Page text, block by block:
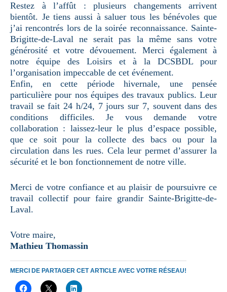
Restez à l’affût : plusieurs changements arrivent
bientôt. Je tiens aussi à saluer tous les bénévoles que
j’ai rencontrés lors de la soirée reconnaissance. Sainte-
Brigitte-de-Laval ne serait pas la même sans votre
générosité et votre dévouement. Merci également à
notre équipe des Loisirs et à la DCSBDL pour
l’organisation impeccable de cet événement.
Enfin, en cette période hivernale, une pensée
particulière pour nos équipes des travaux publics. Leur
travail se fait 24 h/24, 7 jours sur 7, souvent dans des
conditions difficiles. Je vous demande votre
collaboration : laissez-leur le plus d’espace possible,
que ce soit pour la collecte des bacs ou pour la
circulation dans les rues. Cela leur permet d’assurer la
sécurité et le bon fonctionnement de notre ville.
Merci de votre confiance et au plaisir de poursuivre ce
travail collectif pour faire grandir Sainte-Brigitte-de-
Laval.
Votre maire,
Mathieu Thomassin
MERCI DE PARTAGER CET ARTICLE AVEC VOTRE RÉSEAU!